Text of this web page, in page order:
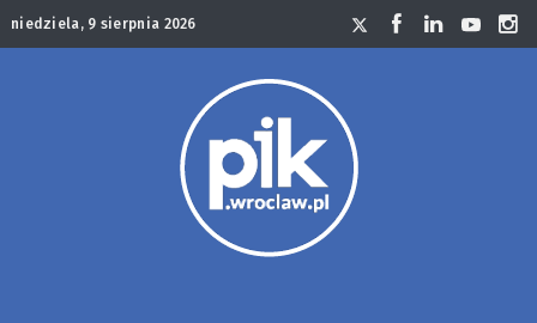
niedziela, 9 sierpnia 2026